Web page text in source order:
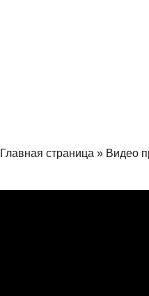
Главная страница » Видео